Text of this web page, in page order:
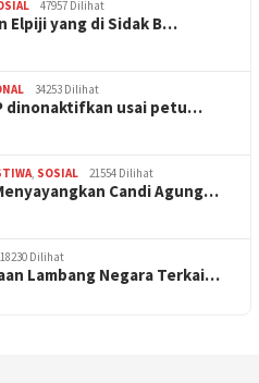
47957 Dilihat
Elpiji yang di Sidak B…
34253 Dilihat
dinonaktifkan usai petu…
, SOSIAL 21554 Dilihat
Candi Agung…
18230 Dilihat
Lambang Negara Terkai…